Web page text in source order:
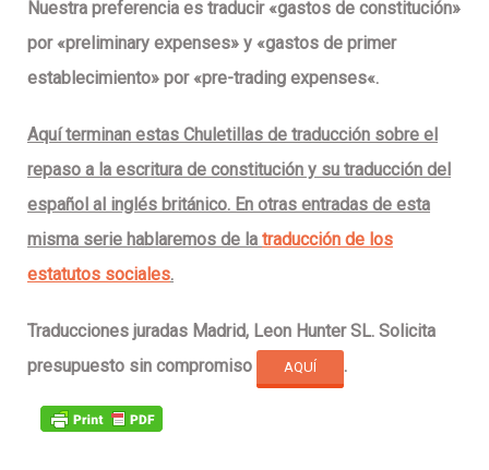
Nuestra preferencia es traducir «gastos de constitución»
por «preliminary expenses» y «gastos de primer
establecimiento» por «pre-trading expenses«.
Aquí terminan estas Chuletillas de traducción sobre el
repaso a la escritura de constitución y su traducción del
español al inglés británico. En otras entradas de esta
misma serie hablaremos de la traducción de los
estatutos sociales.
Traducciones juradas Madrid, Leon Hunter SL. Solicita
presupuesto sin compromiso
AQUÍ .